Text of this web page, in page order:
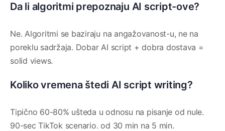
Da li algoritmi prepoznaju AI script-ove?
Ne. Algoritmi se baziraju na angažovanost-u, ne na
poreklu sadržaja. Dobar AI script + dobra dostava =
solid views.
Koliko vremena štedi AI script writing?
Tipično 60-80% ušteda u odnosu na pisanje od nule.
90-sec TikTok scenario. od 30 min na 5 min.